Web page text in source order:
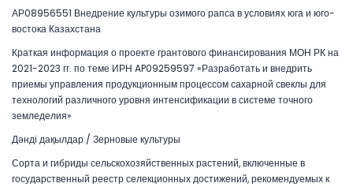
АР08956551 Внедрение культуры озимого рапса в условиях юга и юго-
востока Казахстана
Краткая информация о проекте грантового финансирования МОН РК на
2021-2023 гг. по теме ИРН AP09259597 «Разработать и внедрить
приемы управления продукционным процессом сахарной свеклы для
технологий различного уровня интенсификации в системе точного
земледелия»
Дәнді дақылдар / Зерновые культуры
Сорта и гибриды сельскохозяйственных растений, включенные в
государственный реестр селекционных достижений, рекомендуемых к